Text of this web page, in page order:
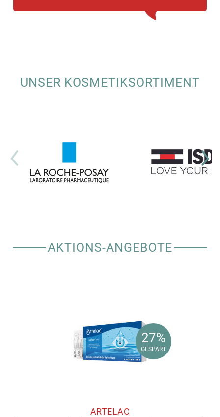
UNSER KOSMETIKSORTIMENT
AKTIONS-ANGEBOTE
27%
GESPART
27%
GESPART
ARTELAC